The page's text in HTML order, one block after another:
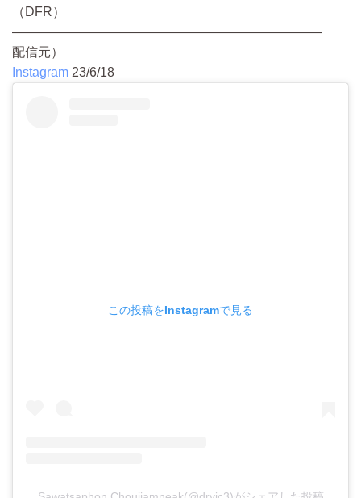
（DFR）
————————————————————————
配信元）
Instagram 23/6/18
この投稿をInstagramで見る